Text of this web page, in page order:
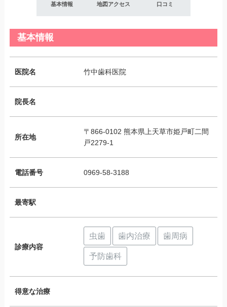
基本情報 地図アクセス 口コミ
基本情報
医院名 竹中歯科医院
院長名
所在地
〒866-0102 熊本県上天草市姫戸町二間
戸2279-1
電話番号 0969-58-3188
最寄駅
診療内容
虫歯 歯内治療 歯周病
予防歯科
得意な治療